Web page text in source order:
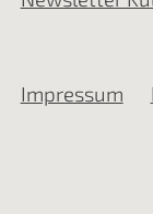
Impressum